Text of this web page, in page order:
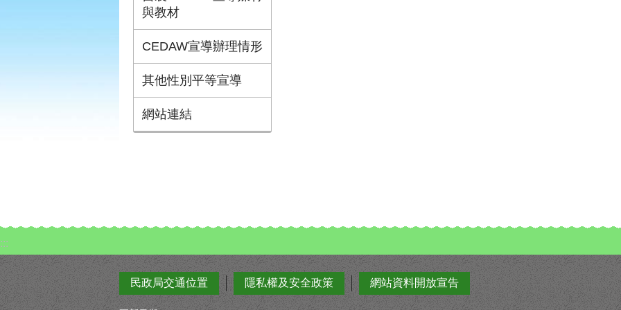
與教材
CEDAW宣導辦理情形
其他性別平等宣導
網站連結
:::
民政局交通位置 隱私權及安全政策 網站資料開放宣告